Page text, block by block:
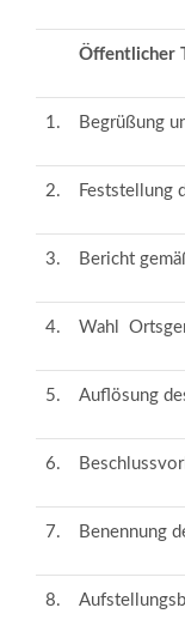
Öffentlicher
1. Begrüßung
2. Feststellung
3. Bericht
4. Wahl
5. Auflösung
6.
7. Benennung
8.